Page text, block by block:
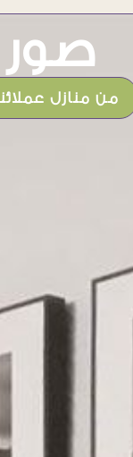
صور
من منازل
وسرعة
مكسب